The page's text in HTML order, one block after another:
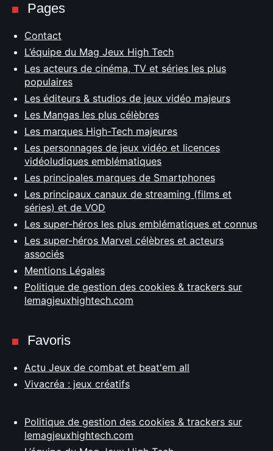
Pages
Contact
L’équipe du Mag Jeux High Tech
Les acteurs de cinéma, TV et séries les plus
populaires
Les éditeurs & studios de jeux vidéo majeurs
Les Mangas les plus célèbres
Les marques High-Tech majeures
Les personnages de jeux vidéo et licences
vidéoludiques emblématiques
Les principales marques de Smartphones
Les principaux canaux de streaming (films et
séries) et de VOD
Les super-héros les plus emblématiques et connus
Les super-héros Marvel célèbres et acteurs
associés
Mentions Légales
Politique de gestion des cookies & trackers sur
lemagjeuxhightech.com
Favoris
Actu Jeux de combat et beat'em all
Vivacréa : jeux créatifs
Politique de gestion des cookies & trackers sur
lemagjeuxhightech.com